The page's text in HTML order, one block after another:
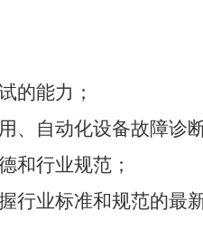
的能力 ；
、自动化设备故障诊
和行业规范；
行业标准和规范的最